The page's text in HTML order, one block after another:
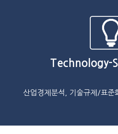
Technology-
산업경제분석, 기술규제/표준